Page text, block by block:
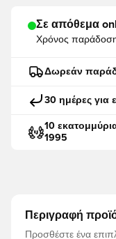
Σε απόθεμα
Χρόνος
Δωρεάν
30 ημέρες για
10
1995
Περιγραφή
Προσθέστε ένα